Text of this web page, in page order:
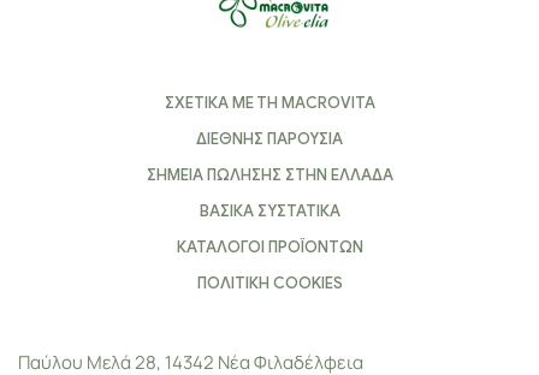
ΣΧΕΤΙΚΑ ΜΕ ΤΗ MACROVITA
ΔΙΕΘΝΗΣ ΠΑΡΟΥΣΙΑ
ΣΗΜΕΙΑ ΠΩΛΗΣΗΣ ΣΤΗΝ ΕΛΛΑΔΑ
ΒΑΣΙΚΑ ΣΥΣΤΑΤΙΚΑ
ΚΑΤΑΛΟΓΟΙ ΠΡΟΪΟΝΤΩΝ
ΠΟΛΙΤΙΚΗ COOKIES
Παύλου Μελά 28, 14342 Νέα Φιλαδέλφεια